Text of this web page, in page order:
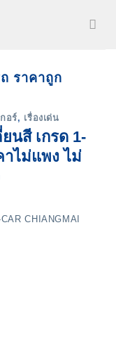
ราคาถูก
อร์, เรื่องเด่น
นสี เกรด 1-
ไม่แพง ไม่
CHIANGMAI